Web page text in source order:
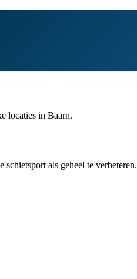
locaties in Baarn.
als geheel te verbeteren.